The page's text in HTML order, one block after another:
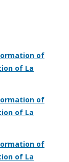
of
of La
of
of La
of
of La